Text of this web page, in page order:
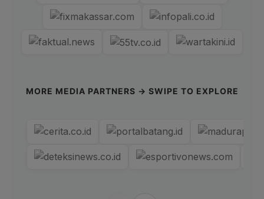
MORE MEDIA PARTNERS → SWIPE TO EXPLORE